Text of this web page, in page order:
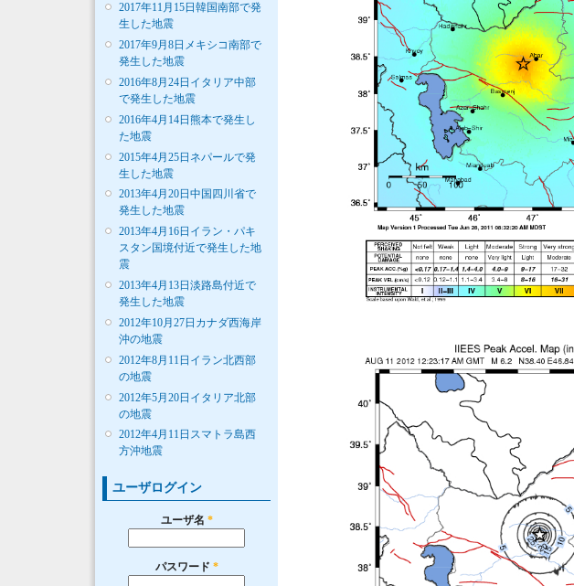
2017年11月15日韓国南部で発
生した地震
2017年9月8日メキシコ南部で
発生した地震
2016年8月24日イタリア中部
で発生した地震
2016年4月14日熊本で発生し
た地震
2015年4月25日ネパールで発
生した地震
2013年4月20日中国四川省で
発生した地震
2013年4月16日イラン・パキ
スタン国境付近で発生した地
震
2013年4月13日淡路島付近で
発生した地震
2012年10月27日カナダ西海岸
沖の地震
2012年8月11日イラン北西部
の地震
2012年5月20日イタリア北部
の地震
2012年4月11日スマトラ島西
方沖地震
ユーザログイン
ユーザ名 *
パスワード *